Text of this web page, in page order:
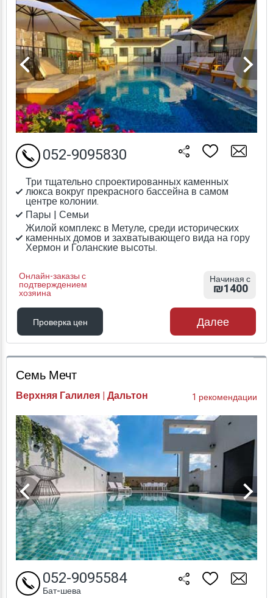
Три тщательно спроектированных каменных
люкса вокруг прекрасного бассейна в самом
центре колонии.
Пары | Семьи
Жилой комплекс в Метуле, среди исторических
каменных домов и захватывающего вида на гору
Хермон и Голанские высоты.
Онлайн-заказы с
подтверждением
хозяина
052-9095830
Начиная с
₪1400
Проверка цен
Проверка цен
Далее
Семь Мечт
Верхняя Галилея | Дальтон 1 рекомендации
052-9095584
Бат-шева